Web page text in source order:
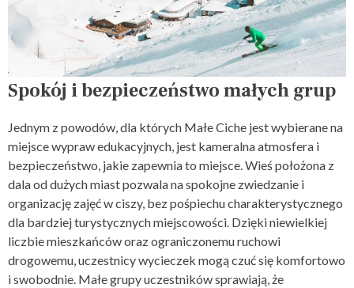
Spokój i bezpieczeństwo małych grup
Jednym z powodów, dla których Małe Ciche jest wybierane na
miejsce wypraw edukacyjnych, jest kameralna atmosfera i
bezpieczeństwo, jakie zapewnia to miejsce. Wieś położona z
dala od dużych miast pozwala na spokojne zwiedzanie i
organizację zajęć w ciszy, bez pośpiechu charakterystycznego
dla bardziej turystycznych miejscowości. Dzięki niewielkiej
liczbie mieszkańców oraz ograniczonemu ruchowi
drogowemu, uczestnicy wycieczek mogą czuć się komfortowo
i swobodnie. Małe grupy uczestników sprawiają, że